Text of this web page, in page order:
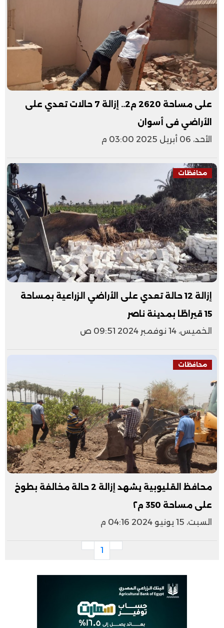
على مساحة 2620 م2.. إزالة 7 حالات تعدي على
الأراضي فى أسوان
الأحد، 06 أبريل 2025 03:00 م
محافظات
إزالة 12 حالة تعدي على الأراضي الزراعية بمساحة
15 قيراطًا بمدينة ناصر
الخميس، 14 نوفمبر 2024 09:51 ص
محافظات
محافظ القليوبية يشهد إزالة 2 حالة مخالفة بطوخ
على مساحة 350 م٢
السبت، 15 يونيو 2024 04:16 م
1